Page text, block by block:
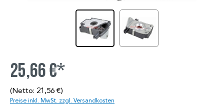
25,66 €*
(Netto: 21,56 €)
Preise inkl. MwSt. zzgl. Versandkosten